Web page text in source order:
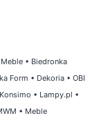
• Biedronka
Form • Dekoria • OBI
Konsimo • Lampy.pl •
• Meble